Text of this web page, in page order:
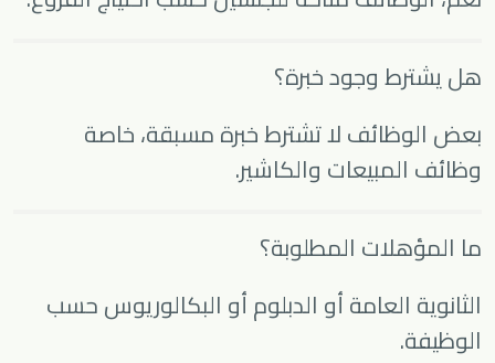
هل يشترط وجود خبرة؟
بعض الوظائف لا تشترط خبرة مسبقة، خاصة
وظائف المبيعات والكاشير.
ما المؤهلات المطلوبة؟
الثانوية العامة أو الدبلوم أو البكالوريوس حسب
الوظيفة.